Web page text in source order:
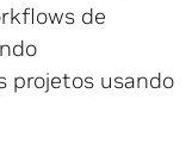
de
projetos usando